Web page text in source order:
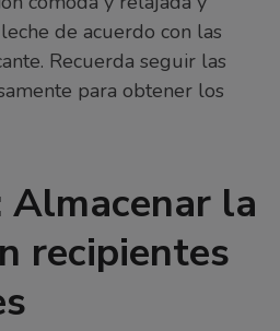
de acuerdo con las
Recuerda seguir las
para obtener los
Almacenar la
recipientes